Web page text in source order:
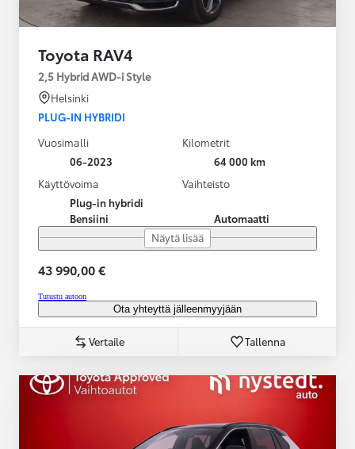
Toyota RAV4
2,5 Hybrid AWD-i Style
Helsinki
PLUG-IN HYBRIDI
Vuosimalli
06-2023
Kilometrit
64 000 km
Käyttövoima
Plug-in hybridi
Bensiini
Vaihteisto
Automaatti
Näytä lisää
43 990,00 €
Tutustu autoon
Ota yhteyttä jälleenmyyjään
Vertaile Tallenna